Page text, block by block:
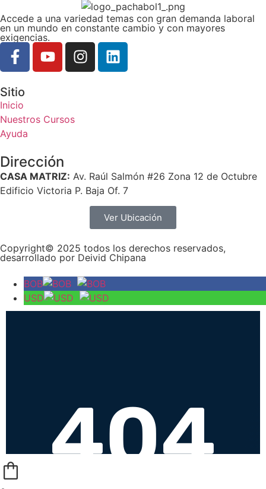
Accede a una variedad temas con gran demanda laboral
en un mundo en constante cambio y con mayores
exigencias.
Sitio
Inicio
Nuestros Cursos
Ayuda
Dirección
CASA MATRIZ: Av. Raúl Salmón #26 Zona 12 de Octubre
Edificio Victoria P. Baja Of. 7
Ver Ubicación
Copyright© 2025 todos los derechos reservados,
desarrollado por Deivid Chipana
BOB
USD